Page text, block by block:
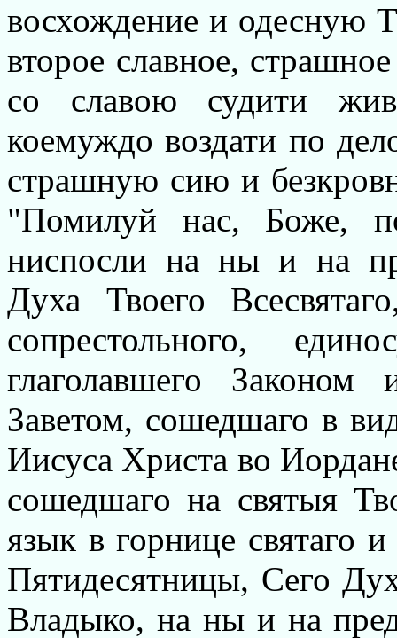
восхождение и одесную
второе славное,
со славою судити
коемуждо воздати по
страшную сию и
"Помилуй нас, Боже,
ниспосли на ны и на
Духа Твоего
сопрестольного,
глаголавшего
Заветом, сошедшаго в
Иисуса Христа во
сошедшаго на святыя
язык в горнице святаго
Пятидесятницы, Сего
Владыко, на ны и на